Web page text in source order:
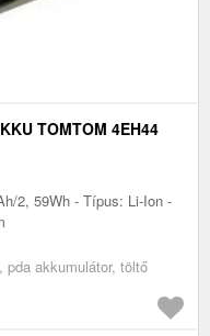
TOMTOM 4EH44
2, 59Wh - Típus: Li-Ion -
akkumulátor, töltő